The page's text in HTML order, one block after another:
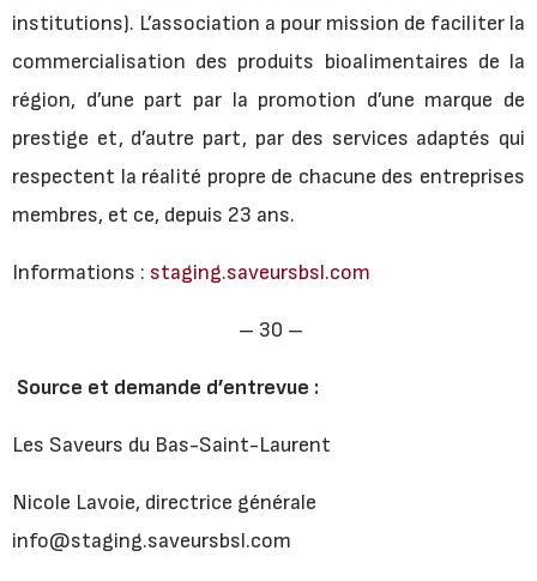
institutions). L’association a pour mission de faciliter la
commercialisation des produits bioalimentaires de la
région, d’une part par la promotion d’une marque de
prestige et, d’autre part, par des services adaptés qui
respectent la réalité propre de chacune des entreprises
membres, et ce, depuis 23 ans.
Informations : staging.saveursbsl.com
– 30 –
Source et demande d’entrevue :
Les Saveurs du Bas-Saint-Laurent
Nicole Lavoie, directrice générale
info@staging.saveursbsl.com